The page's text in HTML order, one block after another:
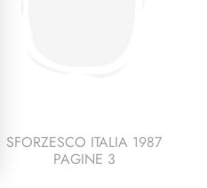
SFORZESCO ITALIA 1987
PAGINE 3